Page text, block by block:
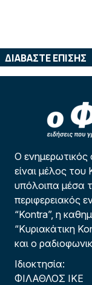
ΔΙΑΒΑΣΤΕ ΕΠΙΣΗΣ
Ο
είναι μέλος
υπόλοιπα μέσα
περιφερειακός
“Kontra”, η
“Κυριακάτικη
και ο
Ιδιοκτησία:
ΦΙΛΑΘΛΟΣ ΙΚΕ